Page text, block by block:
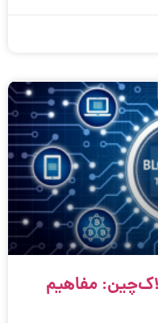
مفاهیم